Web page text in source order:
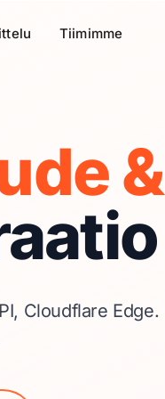
Tiimimme
&
Cloudflare Edge.